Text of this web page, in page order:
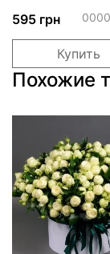
595 грн
Купить
Похожие